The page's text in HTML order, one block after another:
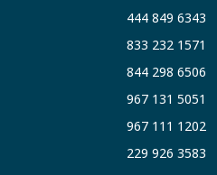
444 849 6343
833 232 1571
844 298 6506
967 131 5051
967 111 1202
229 926 3583